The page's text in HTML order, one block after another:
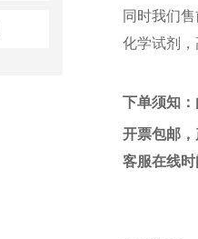
同时我们售
化学试剂
下单须知
开票包邮
客服在线